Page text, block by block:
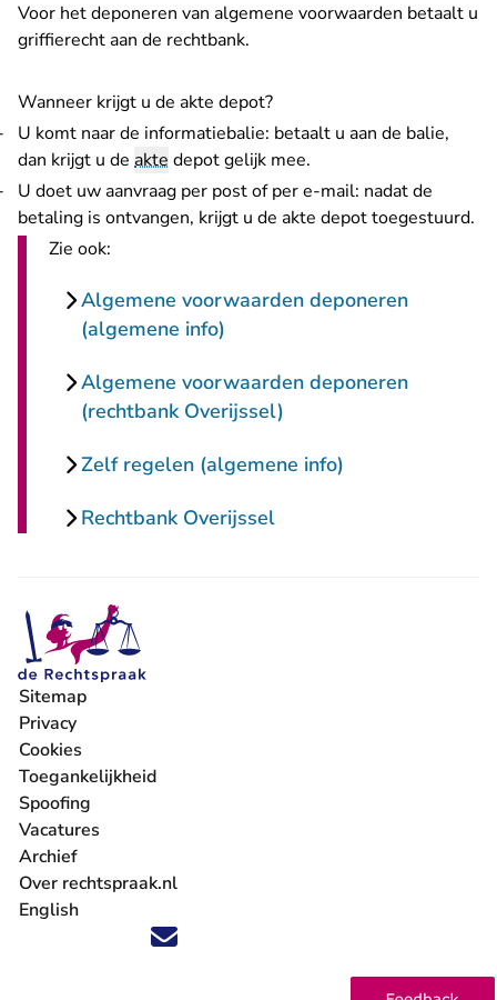
Voor het deponeren van algemene voorwaarden betaalt u
griffierechtaan de rechtbank.
Wanneer krijgt u de akte depot?
U komt naar de informatiebalie: betaalt u aan de balie,
dan krijgt u de akte depot gelijk mee.
U doet uw aanvraag per post of per e-mail: nadat de
betaling is ontvangen, krijgt u de akte depot toegestuurd.
Zie ook:
Algemene voorwaarden deponeren
(algemene info)
Algemene voorwaarden deponeren
(rechtbank Overijssel)
Zelf regelen (algemene info)
Rechtbank Overijssel
Volg ons op X (Twitter) - U verlaat Rechtspraak.nl
Volg ons op Facebook - U verlaat Rechtspraak.nl
Volg ons op Instagram - U verlaat Rechtspraak.nl
Volg ons op Youtube - U verlaat Rechtspraak.nl
Volg ons op LinkedIn - U verlaat
'Blijf op de hoogte' nieuwsbrief - U verlaat
Sitemap
Privacy
Cookies
Toegankelijkheid
Spoofing
Vacatures
- U verlaat Rechtspraak.nl
Archief
Over rechtspraak.nl
English